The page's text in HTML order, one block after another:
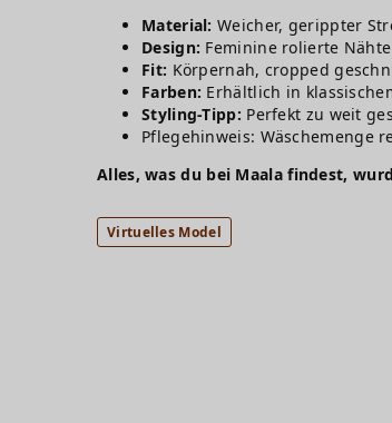
Material: Weicher, gerippter
Design: Feminine rolierte
Fit: Körpernah, cropped
Farben: Erhältlich in
Styling-Tipp: Perfekt zu weit
Pflegehinweis: Wäschemenge
Alles, was du bei Maala findest,
Virtuelles Model